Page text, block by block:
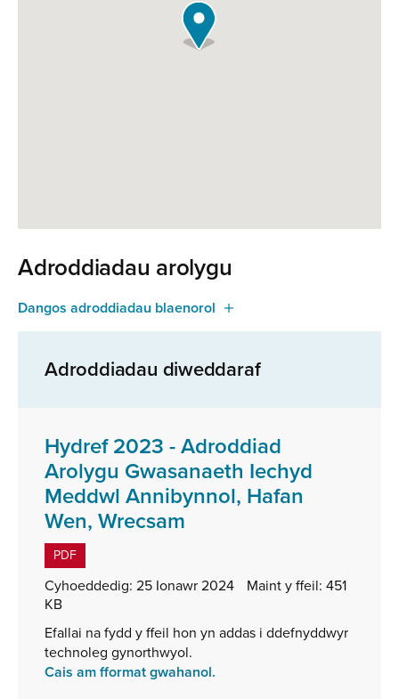
Adroddiadau arolygu
Dangos adroddiadau blaenorol
Adroddiadau diweddaraf
Hydref 2023 - Adroddiad
Arolygu Gwasanaeth Iechyd
Meddwl Annibynnol, Hafan
Wen, Wrecsam
ffeil:
maint
ffeil:
PDF
Cyhoeddedig: 25 Ionawr 2024 Maint y ffeil: 451
KB
Efallai na fydd y ffeil hon yn addas i ddefnyddwyr
technoleg gynorthwyol.
Cais am fformat gwahanol.